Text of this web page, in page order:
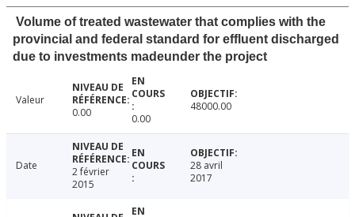
Volume of treated wastewater that complies with the
provincial and federal standard for effluent discharged
due to investments madeunder the project
Valeur
0.00
0.00
48000.00
Date
2 février
2015
28 avril
2017